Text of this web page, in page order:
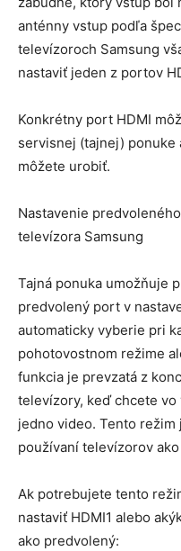
anténny vstup podľa
televízoroch Samsung
nastaviť jeden z portov
Konkrétny port HDMI
servisnej (tajnej) ponuke
môžete urobiť.
Nastavenie
televízora Samsung
Tajná ponuka umožňuje
predvolený port v
automaticky vyberie pri
pohotovostnom režime
funkcia je prevzatá z
televízory, keď chcete
jedno video. Tento
používaní televízorov
Ak potrebujete tento
nastaviť HDMI1 alebo
ako predvolený: